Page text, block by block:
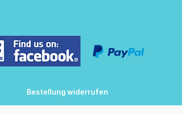
Bestellung widerrufen